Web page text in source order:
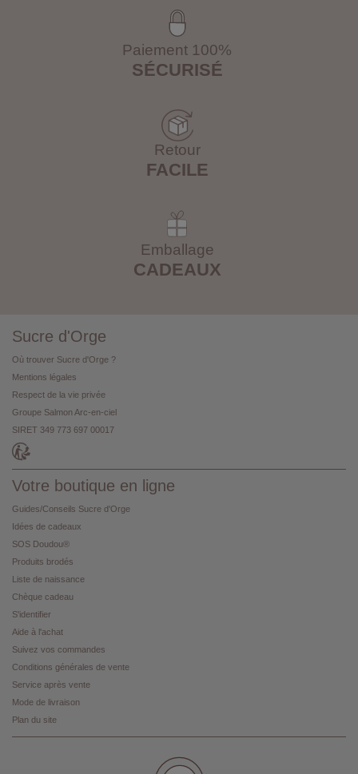
Paiement 100%
SÉCURISÉ
Retour
FACILE
Emballage
CADEAUX
Sucre d'Orge
Où trouver Sucre d'Orge ?
Mentions légales
Respect de la vie privée
Groupe Salmon Arc-en-ciel
SIRET 349 773 697 00017
Votre boutique en ligne
Guides/Conseils Sucre d'Orge
Idées de cadeaux
SOS Doudou®
Produits brodés
Liste de naissance
Chèque cadeau
S'identifier
Aide à l'achat
Suivez vos commandes
Conditions générales de vente
Service après vente
Mode de livraison
Plan du site